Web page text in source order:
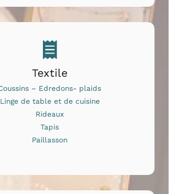
Textile
– Edredons- plaids
Linge de table et de cuisine
Rideaux
Tapis
Paillasson